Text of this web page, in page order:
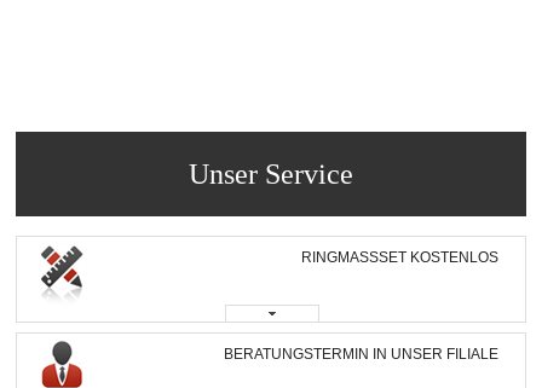
Unser Service
RINGMASSSET KOSTENLOS
BERATUNGSTERMIN IN UNSER FILIALE